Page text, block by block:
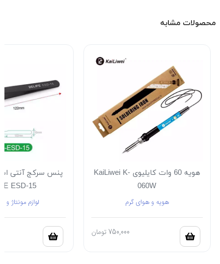
محصولات مشابه
هویه 60 وات کایلیوی KaiLiwei K-
060W
هویه و هوای گرم
750,000 تومان
پنس سرکج آنتی
ESD-15
لوازم مونتاژ و